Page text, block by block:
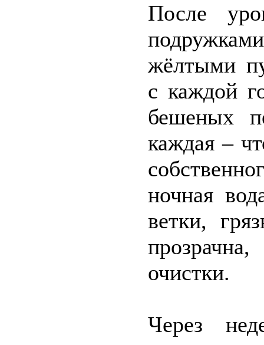
После
жёлтыми
с каждой
бешеных
каждая –
ночная
ветки,
очистки.
Через